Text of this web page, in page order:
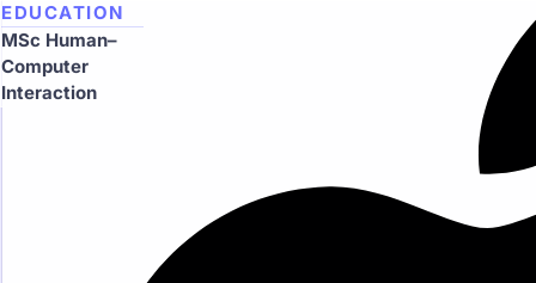
EDUCATION
MSc Human–
Computer
Interaction